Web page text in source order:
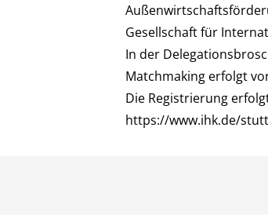
Gesellschaft für
In der
Matchmaking erfolgt
Die Registrierung
https://www.ihk.de/